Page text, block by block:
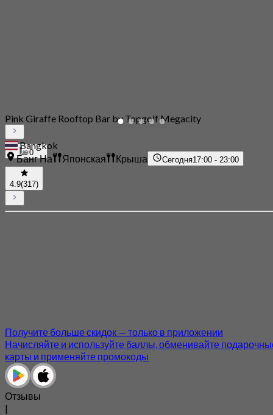
0
Pink Giraffe Rooftop Bar by Topgolf Megacity
Bangkok
Банг На
Японская Крыша Сегодня17:00 - 23:00
4.9(317)
Получите больше скидок — только в приложении
Начисляйте и используйте баллы, обменивайте
карты и применяйте промокоды
Отзывы
|